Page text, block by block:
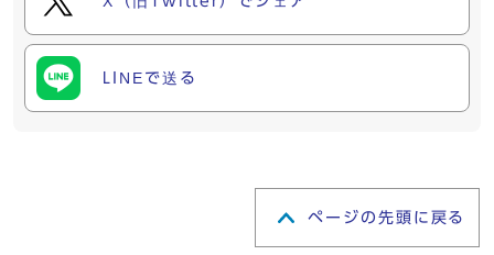
LINEで送る
ページの先頭に戻る